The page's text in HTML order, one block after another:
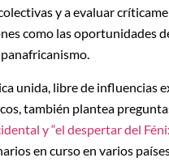
y a evaluar
como las oportunidades
unida, libre de influencias
también plantea
y “el despertar del
en curso en varios